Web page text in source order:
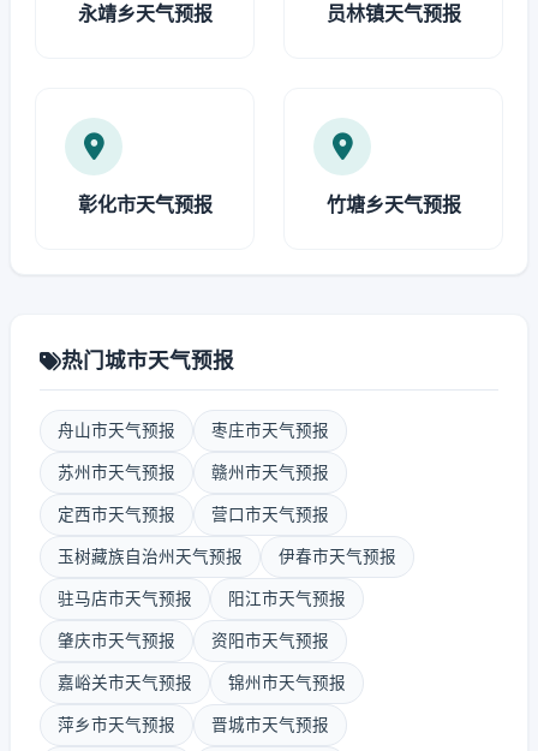
永靖乡天气预报 员林镇天气预报
彰化市天气预报 竹塘乡天气预报
热门城市天气预报
舟山市天气预报 枣庄市天气预报
苏州市天气预报 赣州市天气预报
定西市天气预报 营口市天气预报
玉树藏族自治州天气预报 伊春市天气预报
驻马店市天气预报 阳江市天气预报
肇庆市天气预报 资阳市天气预报
嘉峪关市天气预报 锦州市天气预报
萍乡市天气预报 晋城市天气预报